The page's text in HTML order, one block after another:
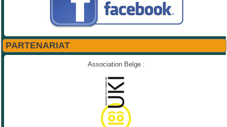
PARTENARIAT
Association Belge :